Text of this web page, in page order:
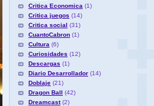
Critica Economica (1)
Critica juegos (14)
Critica social (31)
CuantoCabron (1)
Cultura (6)
Curiosidades (12)
Descargas (1)
Diario Desarrollador (14)
Doblaje (21)
Dragon Ball (42)
Dreamcast (2)